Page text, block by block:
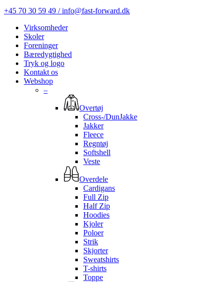
+45 70 30 59 49 / info@fast-forward.dk
Virksomheder
Skoler
Foreninger
Bæredygtighed
Tryk og logo
Kontakt os
Webshop
–
Overtøj
Cross-/DunJakke
Jakker
Fleece
Regntøj
Softshell
Veste
Overdele
Cardigans
Full Zip
Half Zip
Hoodies
Kjoler
Poloer
Strik
Skjorter
Sweatshirts
T-shirts
Toppe